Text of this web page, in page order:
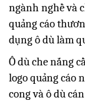
ngành nghề và
quảng cáo
dụng ô dù làm
Ô dù che nắng
logo quảng cáo
cong và ô dù